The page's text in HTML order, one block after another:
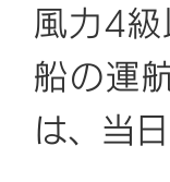
風力4
船の運
は、当